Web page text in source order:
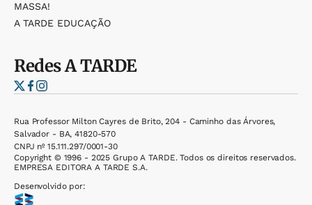
MASSA!
A TARDE EDUCAÇÃO
RedesA TARDE
Rua Professor Milton Cayres de Brito, 204 - Caminho das Árvores,
Salvador - BA, 41820-570
CNPJ nº 15.111.297/0001-30
Copyright © 1996 - 2025 Grupo A TARDE. Todos os direitos reservados.
EMPRESA EDITORA A TARDE S.A.
Desenvolvido por: